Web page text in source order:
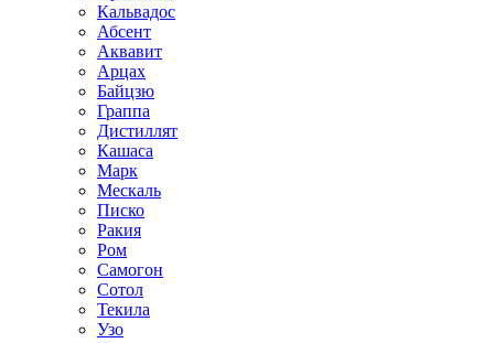
Кальвадос
Абсент
Аквавит
Арцах
Байцзю
Граппа
Дистиллят
Кашаса
Марк
Мескаль
Писко
Ракия
Ром
Самогон
Сотол
Текила
Узо